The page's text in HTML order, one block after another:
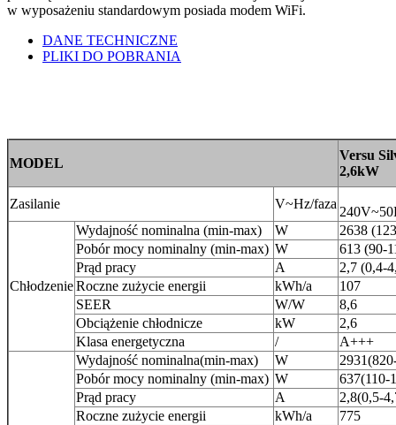
w wyposażeniu standardowym posiada modem WiFi.
DANE TECHNICZNE
PLIKI DO POBRANIA
MODEL
Versu
2,6kW
Zasilanie V~Hz/faza
Chłodzenie
Wydajność nominalna (min-max) W
2638
Pobór mocy nominalny (min-max) W
613 (90-
Prąd pracy
A
2,7 (0,4-
Roczne zużycie energii
kWh/a
107
SEER
W/W
8,6
Obciążenie chłodnicze
kW
2,6
Klasa energetyczna
/ A+++
Wydajność nominalna(min-max) W
Pobór mocy nominalny (min-max) W
637(110-
Prąd pracy
A
2,8(0,5-
Roczne zużycie energii
kWh/a
775